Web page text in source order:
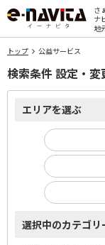
さ
ナ
地
トップ 公益サービス
検索条件 設定・変
エリアを選ぶ
選択中のカテゴリ